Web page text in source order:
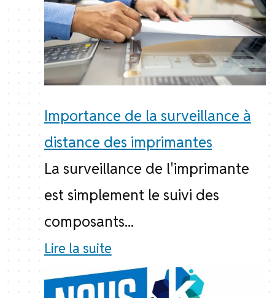
Importance de la surveillance à
distance des imprimantes
La surveillance de l'imprimante
est simplement le suivi des
composants...
Lire la suite